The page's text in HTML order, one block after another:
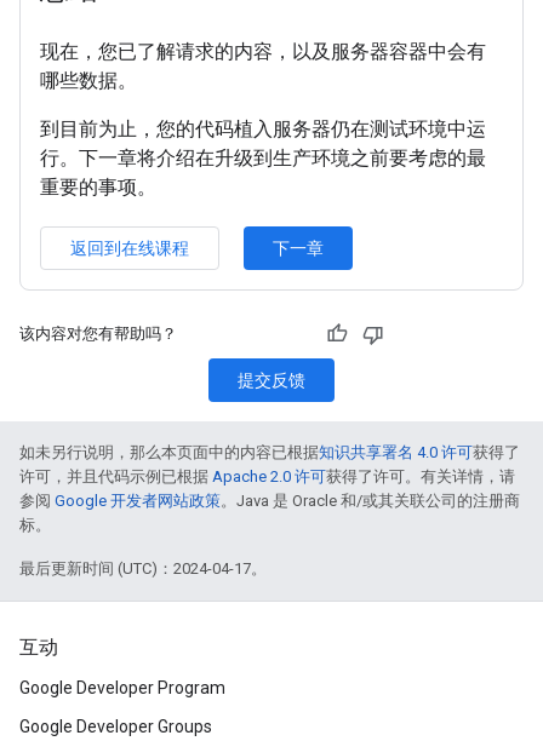
现在，您已了解请求的内容，以及服务器容器中会有
哪些数据。
到目前为止，您的代码植入服务器仍在测试环境中运
行。下一章将介绍在升级到生产环境之前要考虑的最
重要的事项。
返回到在线课程 下一章
该内容对您有帮助吗？
提交反馈
如未另行说明，那么本页面中的内容已根据知识共享署名 4.0 许可获得了
许可，并且代码示例已根据 Apache 2.0 许可获得了许可。有关详情，请
参阅 Google 开发者网站政策。Java 是 Oracle 和/或其关联公司的注册商
标。
最后更新时间 (UTC)：2024-04-17。
互动
Google Developer Program
Google Developer Groups